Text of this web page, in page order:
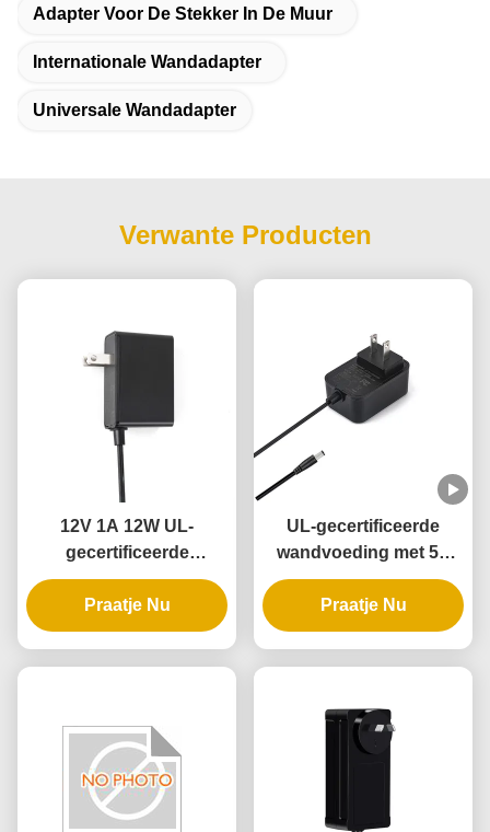
Adapter Voor De Stekker In De Muur
Internationale Wandadapter
Universale Wandadapter
Verwante Producten
12V 1A 12W UL-
gecertificeerde
wandadapter met 3 jaar
garantie en meerdere
beveiligingen
Praatje Nu
UL-gecertificeerde
wandvoeding met 5V
12V 24V uitgang en 12W
24W vermogen voor
intelligente deursloten
Praatje Nu